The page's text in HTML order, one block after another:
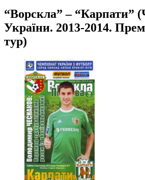
“Ворскла” – “Карпати”
України. 2013-2014.
тур)